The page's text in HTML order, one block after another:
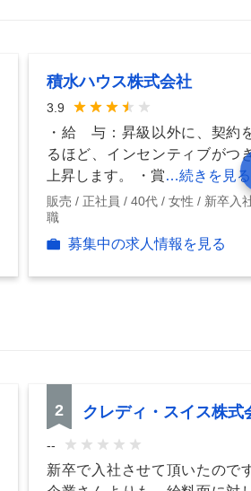
積水ハウス株式会社
3.9
・給 与：昇級以外に、契約
るほど、インセンティブがつ
上昇します。 ・賞…続きを見る
販売 正社員 40代 女性 新卒入
職
募集中の求人情報を見る
2 クレディ・スイス株式
--
新卒で入社させて頂いたので